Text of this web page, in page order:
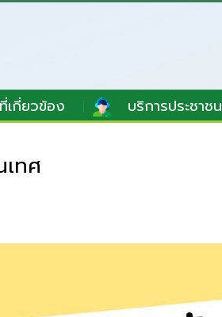
เกี่ยวข้อง บริการประชาชน
ทศ